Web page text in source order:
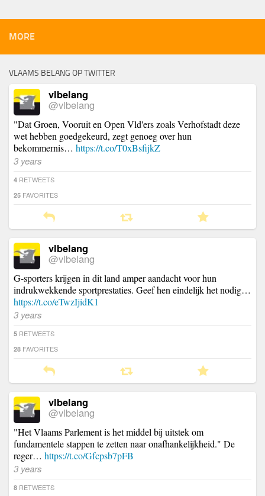
MORE
VLAAMS BELANG OP TWITTER
vlbelang
@vlbelang
"Dat Groen, Vooruit en Open Vld'ers zoals Verhofstadt deze
wet hebben goedgekeurd, zegt genoeg over hun
bekommernis… https://t.co/T0xBsfijkZ
3 years
4 RETWEETS
25 FAVORITES
vlbelang
@vlbelang
G-sporters krijgen in dit land amper aandacht voor hun
indrukwekkende sportprestaties. Geef hen eindelijk het nodig…
https://t.co/eTwzIjidK1
3 years
5 RETWEETS
28 FAVORITES
vlbelang
@vlbelang
"Het Vlaams Parlement is het middel bij uitstek om
fundamentele stappen te zetten naar onafhankelijkheid." De
reger… https://t.co/Gfcpsb7pFB
3 years
8 RETWEETS